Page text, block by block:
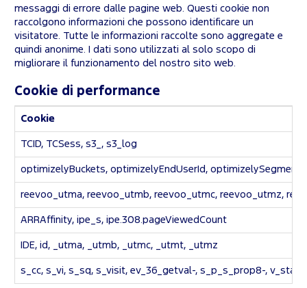
messaggi di errore dalle pagine web. Questi cookie non
raccolgono informazioni che possono identificare un
visitatore. Tutte le informazioni raccolte sono aggregate e
quindi anonime. I dati sono utilizzati al solo scopo di
migliorare il funzionamento del nostro sito web.
Cookie di performance
Cookie
TCID, TCSess, s3_, s3_log
optimizelyBuckets, optimizelyEndUserId,
reevoo_utma, reevoo_utmb, reevoo_utmc, reevoo_utmz,
ARRAffinity, ipe_s, ipe.308.pageViewedCount
IDE, id, _utma, _utmb, _utmc, _utmt, _utmz
s_cc, s_vi, s_sq, s_visit, ev_36_getval-, s_p_s_prop8-,